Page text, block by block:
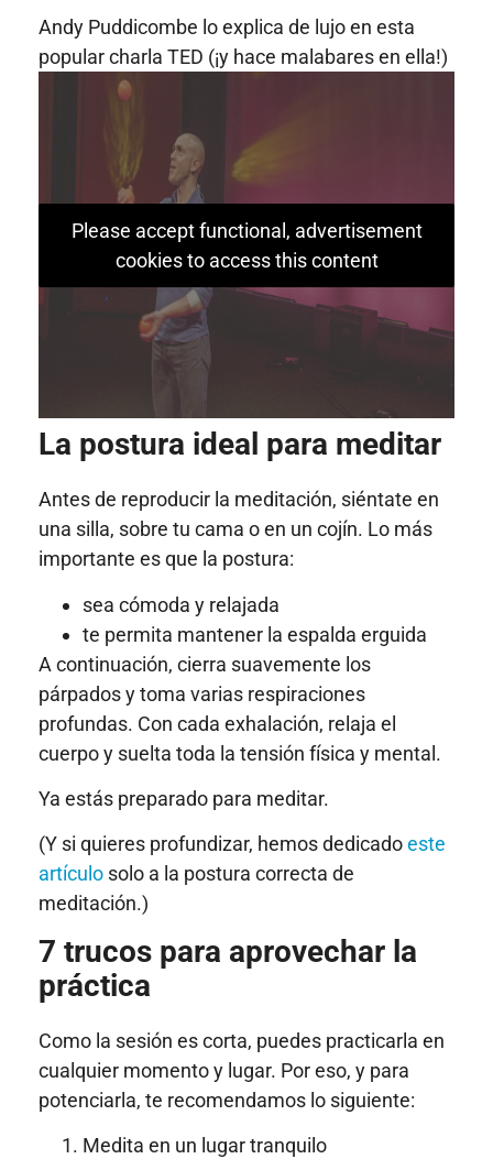
Andy Puddicombe lo explica de lujo en esta
popular charla TED (¡y hace malabares en ella!)
Please accept functional, advertisement
cookies to access this content
La postura ideal para meditar
Antes de reproducir la meditación, siéntate en
una silla, sobre tu cama o en un cojín. Lo más
importante es que la postura:
sea cómoda y relajada
te permita mantener la espalda erguida
A continuación, cierra suavemente los
párpados y toma varias respiraciones
profundas. Con cada exhalación, relaja el
cuerpo y suelta toda la tensión física y mental.
Ya estás preparado para meditar.
(Y si quieres profundizar, hemos dedicadoeste
artículo solo a la postura correcta de
meditación.)
7 trucos para aprovechar la
práctica
Como la sesión es corta, puedes practicarla en
cualquier momento y lugar. Por eso, y para
potenciarla, te recomendamos lo siguiente:
Medita en un lugar tranquilo